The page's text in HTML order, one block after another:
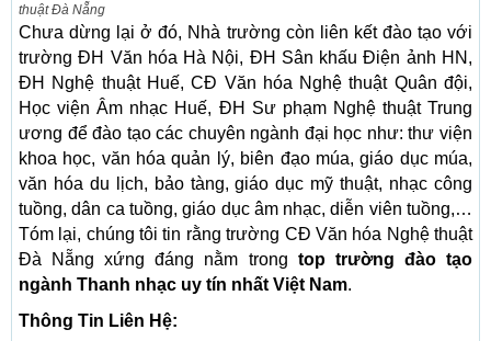
thuật Đà Nẵng
Chưa dừng lại ở đó, Nhà trường còn liên kết đào tạo với
trường ĐH Văn hóa Hà Nội, ĐH Sân khấu Điện ảnh HN,
ĐH Nghệ thuật Huế, CĐ Văn hóa Nghệ thuật Quân đội,
Học viện Âm nhạc Huế, ĐH Sư phạm Nghệ thuật Trung
ương để đào tạo các chuyên ngành đại học như: thư viện
khoa học, văn hóa quản lý, biên đạo múa, giáo dục múa,
văn hóa du lịch, bảo tàng, giáo dục mỹ thuật, nhạc công
tuồng, dân ca tuồng, giáo dục âm nhạc, diễn viên tuồng,…
Tóm lại, chúng tôi tin rằng trường CĐ Văn hóa Nghệ thuật
Đà Nẵng xứng đáng nằm trong top trường đào tạo
ngành Thanh nhạc uy tín nhất Việt Nam.
Thông Tin Liên Hệ: